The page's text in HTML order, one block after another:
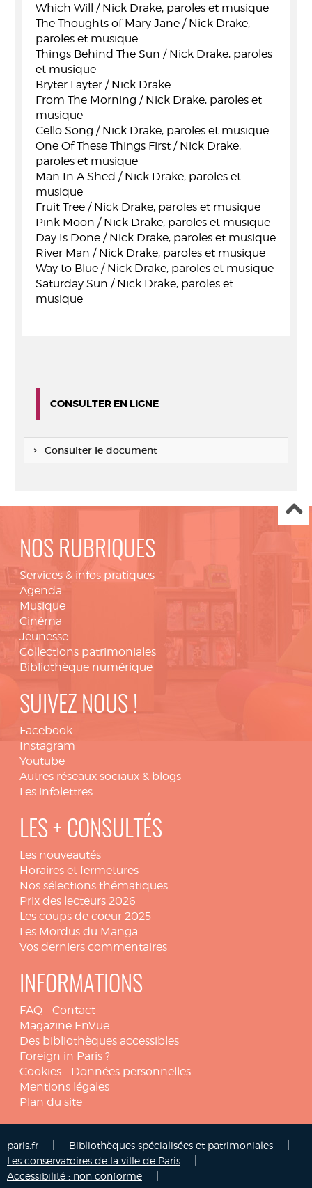
Which Will / Nick Drake, paroles et musique
The Thoughts of Mary Jane / Nick Drake,
paroles et musique
Things Behind The Sun / Nick Drake, paroles
et musique
Bryter Layter / Nick Drake
From The Morning / Nick Drake, paroles et
musique
Cello Song / Nick Drake, paroles et musique
One Of These Things First / Nick Drake,
paroles et musique
Man In A Shed / Nick Drake, paroles et
musique
Fruit Tree / Nick Drake, paroles et musique
Pink Moon / Nick Drake, paroles et musique
Day Is Done / Nick Drake, paroles et musique
River Man / Nick Drake, paroles et musique
Way to Blue / Nick Drake, paroles et musique
Saturday Sun / Nick Drake, paroles et
musique
CONSULTER EN LIGNE
Consulter le document
NOS RUBRIQUES
Services & infos pratiques
Agenda
Musique
Cinéma
Jeunesse
Collections patrimoniales
Bibliothèque numérique
SUIVEZ NOUS !
Facebook
Instagram
Youtube
Autres réseaux sociaux & blogs
Les infolettres
LES + CONSULTÉS
Les nouveautés
Horaires et fermetures
Nos sélections thématiques
Prix des lecteurs 2026
Les coups de coeur 2025
Les Mordus du Manga
Vos derniers commentaires
INFORMATIONS
FAQ - Contact
Magazine EnVue
Des bibliothèques accessibles
Foreign in Paris ?
Cookies - Données personnelles
Mentions légales
Plan du site
paris.fr Bibliothèques spécialisées et patrimoniales
Les conservatoires de la ville de Paris
Accessibilité : non conforme